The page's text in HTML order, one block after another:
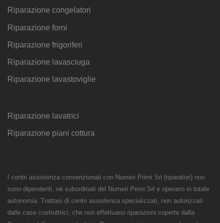
Riparazione congelatori
Riparazione forni
Riparazione frigoriferi
Riparazione lavasciuga
Riparazione lavastoviglie
Riparazione lavatrici
Riparazione piani cottura
I centri assistenza convenzionati con Numeri Primi Srl (riparatori) non
sono dipendenti, né subordinati del Numeri Primi Srl e operano in totale
autonomia. Trattasi di centri assistenza specializzati, non autorizzati
dalle case costruttrici, che non effettuano riparazioni coperte dalla